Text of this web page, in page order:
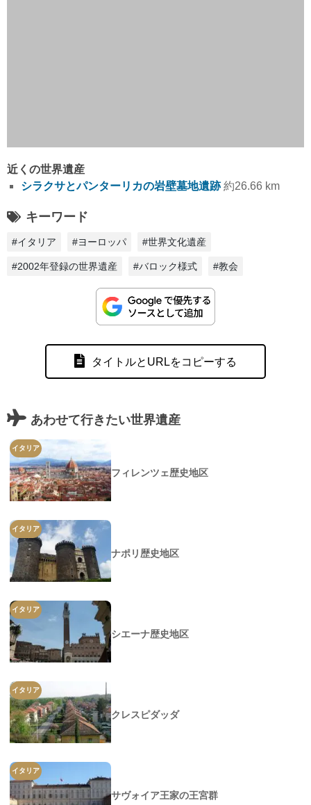
近くの世界遺産
シラクサとパンターリカの岩壁墓地遺跡 約26.66 km
キーワード
#イタリア #ヨーロッパ #世界文化遺産
#2002年登録の世界遺産 #バロック様式 #教会
タイトルとURLをコピーする
あわせて行きたい世界遺産
イタリア
フィレンツェ歴史地区
イタリア
ナポリ歴史地区
イタリア
シエーナ歴史地区
イタリア
クレスピダッダ
イタリア
サヴォイア王家の王宮群